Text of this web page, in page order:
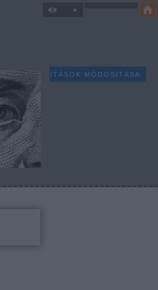
SÜTI BEÁLLÍTÁSOK MÓDOSÍTÁSA